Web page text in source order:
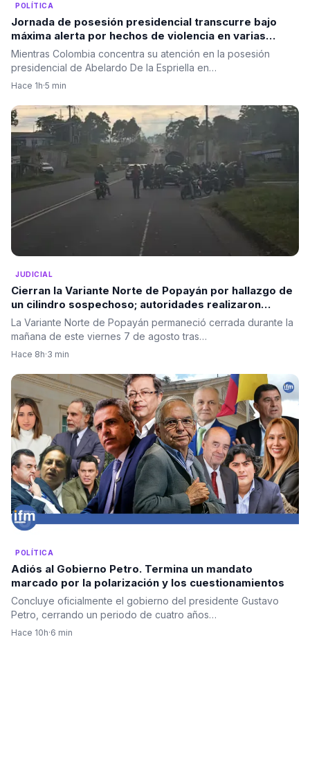
POLÍTICA
Jornada de posesión presidencial transcurre bajo
máxima alerta por hechos de violencia en varias
regiones del país, ninguno en el Valle.
Mientras Colombia concentra su atención en la posesión
presidencial de Abelardo De la Espriella en…
Hace 1h·5 min
JUDICIAL
Cierran la Variante Norte de Popayán por hallazgo de
un cilindro sospechoso; autoridades realizaron
destrucción controlada
La Variante Norte de Popayán permaneció cerrada durante la
mañana de este viernes 7 de agosto tras…
Hace 8h·3 min
POLÍTICA
Adiós al Gobierno Petro. Termina un mandato
marcado por la polarización y los cuestionamientos
Concluye oficialmente el gobierno del presidente Gustavo
Petro, cerrando un periodo de cuatro años…
Hace 10h·6 min